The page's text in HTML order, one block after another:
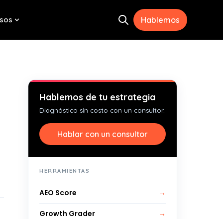
for Herramientas Open search
Hablemos
Hablemos de tu estrategia
Diagnóstico sin costo con un consultor.
Hablar con un consultor
HERRAMIENTAS
AEO Score →
Growth Grader →